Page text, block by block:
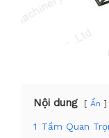
Nội dung Ẩn
1 Tầm Quan